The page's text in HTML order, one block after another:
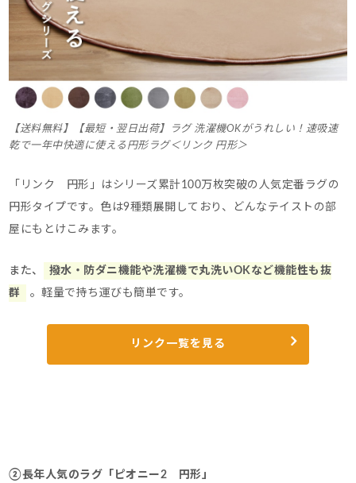
【送料無料】【最短・翌日出荷】ラグ 洗濯機OKがうれしい！速吸速
乾で一年中快適に使える円形ラグ＜リンク 円形＞
「リンク 円形」はシリーズ累計100万枚突破の人気定番ラグの
円形タイプです。 色は9種類展開しており、どんなテイストの部
屋にもとけこみます。
また、
撥水・防ダニ機能や洗濯機で丸洗いOKなど機能性も抜
群
。軽量で持ち運びも簡単です。
リンク一覧を見る
②長年人気のラグ「ピオニー2 円形」